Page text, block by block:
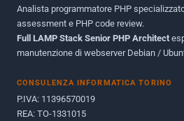
Ottobre 2010
Maggio 2010
Giugno 2009
Analista programmatore PHP
assessment e PHP code review.
Full LAMP Stack Senior PHP Architect
manutenzione di webserver Debian /
CONSULENZA INFORMATICA TORINO
P.IVA: 11396570019
REA: TO-1331015